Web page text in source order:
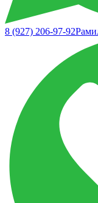
8 (927) 206-97-92